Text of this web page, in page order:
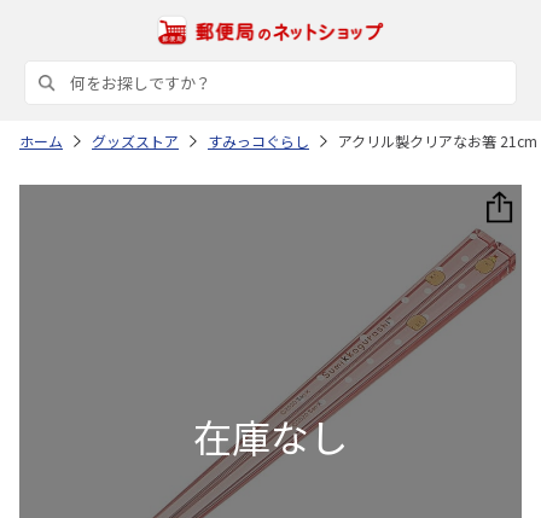
ホーム グッズストア すみっコぐらし アクリル製クリアなお箸